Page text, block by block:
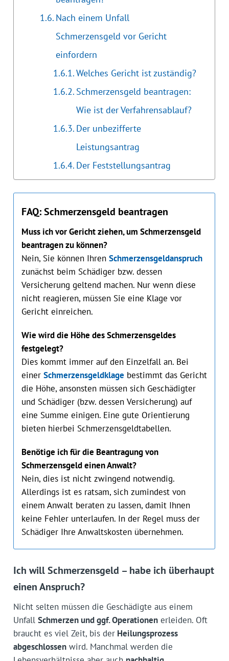
Nach einem Unfall
Schmerzensgeld vor Gericht
einfordern
Welches Gericht ist zuständig?
Schmerzensgeld beantragen:
Wie ist der Verfahrensablauf?
Der unbezifferte
Leistungsantrag
Der Feststellungsantrag
FAQ: Schmerzensgeld beantragen
Muss ich vor Gericht ziehen, um Schmerzensgeld
beantragen zu können?
Nein, Sie können Ihren Schmerzensgeldanspruch
zunächst beim Schädiger bzw. dessen
Versicherung geltend machen. Nur wenn diese
nicht reagieren, müssen Sie eine Klage vor
Gericht einreichen.
Wie wird die Höhe des Schmerzensgeldes
festgelegt?
Dies kommt immer auf den Einzelfall an. Bei
einer Schmerzensgeldklage bestimmt das Gericht
die Höhe, ansonsten müssen sich Geschädigter
und Schädiger (bzw. dessen Versicherung) auf
eine Summe einigen. Eine gute Orientierung
bieten hierbei Schmerzensgeldtabellen.
Benötige ich für die Beantragung von
Schmerzensgeld einen Anwalt?
Nein, dies ist nicht zwingend notwendig.
Allerdings ist es ratsam, sich zumindest von
einem Anwalt beraten zu lassen, damit Ihnen
keine Fehler unterlaufen. In der Regel muss der
Schädiger Ihre Anwaltskosten übernehmen.
Ich will Schmerzensgeld – habe ich überhaupt
einen Anspruch?
Nicht selten müssen die Geschädigte aus einem
Unfall Schmerzen und ggf. Operationenerleiden. Oft
braucht es viel Zeit, bis derHeilungsprozess
abgeschlossenwird. Manchmal werden die